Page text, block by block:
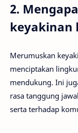
2.
keyakinan
Merumuskan
menciptakan
mendukung. Ini
rasa tanggung
serta terhadap